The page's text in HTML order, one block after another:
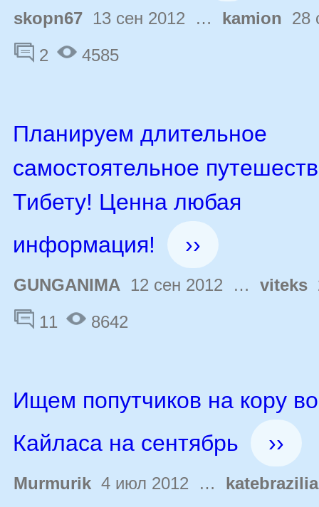
skopn67 13 сен 2012 … kamion 28
2
4585
Планируем длительное
самостоятельное
Тибету! Ценна любая
информация!
››
GUNGANIMA 12 сен 2012 … viteks
11
8642
Ищем попутчиков на кору
Кайласа на сентябрь
››
Murmurik 4 июл 2012 … katebrazilia